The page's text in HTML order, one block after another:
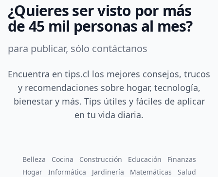
¿Quieres ser visto por más
de 45 mil personas al mes?
para publicar, sólo contáctanos
Encuentra en tips.cl los mejores consejos, trucos
y recomendaciones sobre hogar, tecnología,
bienestar y más. Tips útiles y fáciles de aplicar
en tu vida diaria.
Belleza Cocina Construcción Educación
Finanzas
Hogar
Informática Jardinería Matemáticas
Salud